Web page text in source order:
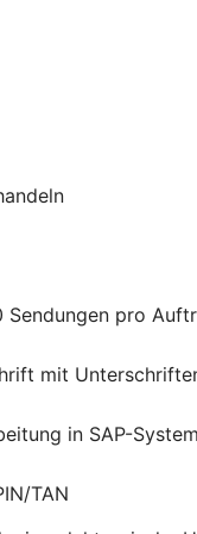
Sendungen pro
mit
in SAP-
TAN